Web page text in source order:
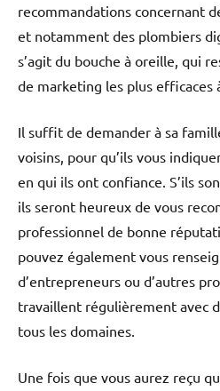
recommandations concernant
et notamment des plombiers
s’agit du bouche à oreille, qui
de marketing les plus efficaces
Il suffit de demander à sa
voisins, pour qu’ils vous
en qui ils ont confiance. S’ils
ils seront heureux de vous
professionnel de bonne
pouvez également vous
d’entrepreneurs ou d’autres
travaillent régulièrement avec
tous les domaines.
Une fois que vous aurez reçu